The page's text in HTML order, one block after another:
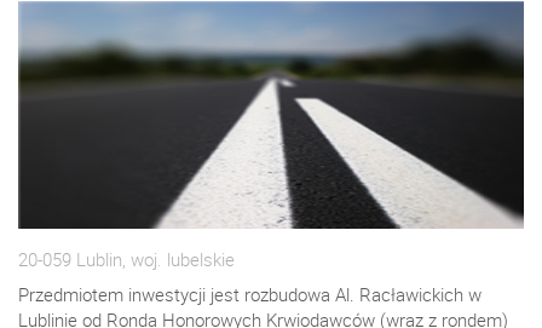
20-059 Lublin, woj. lubelskie
Przedmiotem inwestycji jest rozbudowa Al. Racławickich w
Lublinie od Ronda Honorowych Krwiodawców (wraz z rondem)